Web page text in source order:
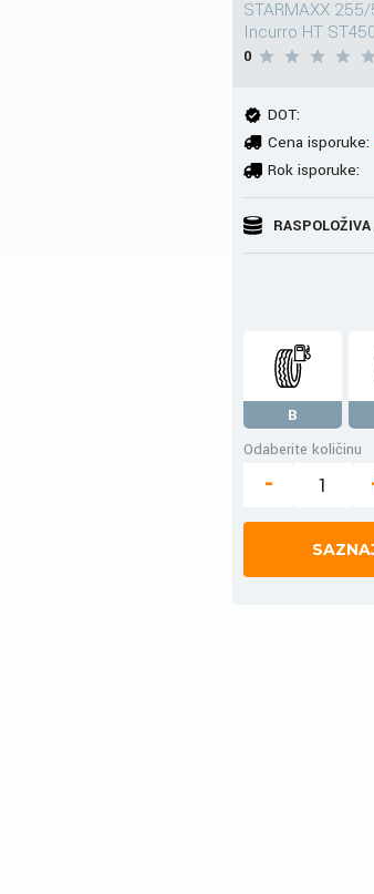
STARMAXX
Incurro HT
0
DOT:
Cena isporuke:
Rok isporuke:
B
Odaberite količinu
-